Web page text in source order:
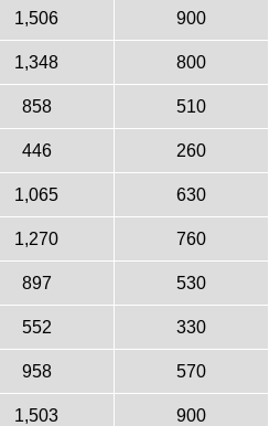
1,506 900
1,348 800
858 510
446 260
1,065 630
1,270 760
897 530
552 330
958 570
1,503 900